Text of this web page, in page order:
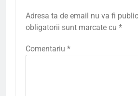
Adresa ta de email nu va fi
obligatorii sunt marcate cu *
Comentariu *